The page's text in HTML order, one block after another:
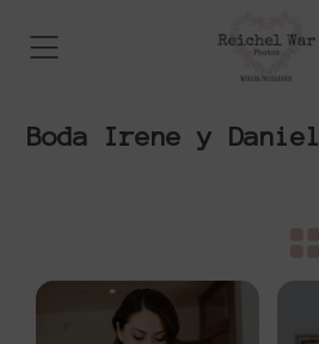
Boda Irene y Daniel